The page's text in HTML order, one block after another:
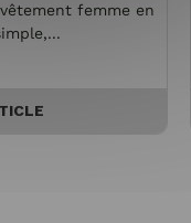
femme en